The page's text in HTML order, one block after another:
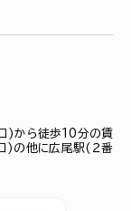
)から徒歩10分の賃
)の他に広尾駅(２番